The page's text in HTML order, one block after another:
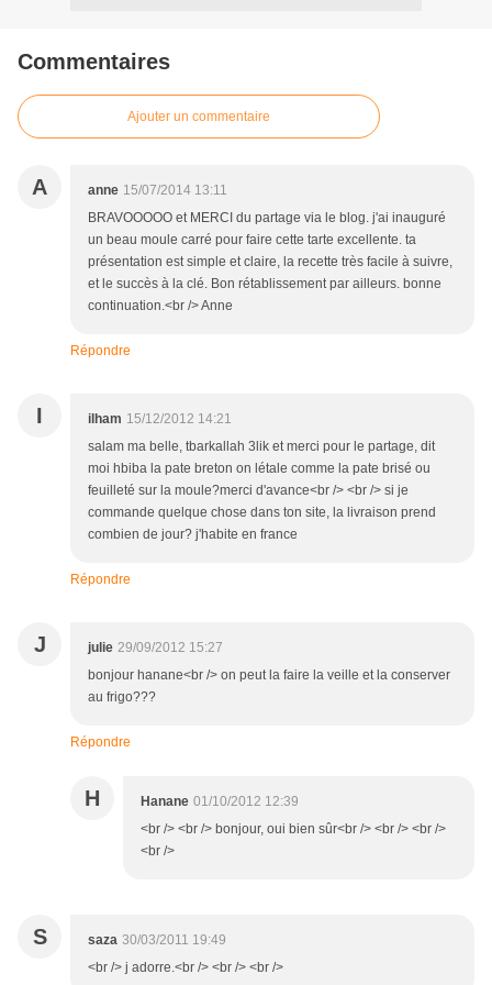
Commentaires
Ajouter un commentaire
A anne 15/07/2014 13:11
BRAVOOOOO et MERCI du partage via le blog. j'ai inauguré
un beau moule carré pour faire cette tarte excellente. ta
présentation est simple et claire, la recette très facile à suivre,
et le succès à la clé. Bon rétablissement par ailleurs. bonne
continuation.<br /> Anne
Répondre
I ilham 15/12/2012 14:21
salam ma belle, tbarkallah 3lik et merci pour le partage, dit
moi hbiba la pate breton on létale comme la pate brisé ou
feuilleté sur la moule?merci d'avance<br /> <br /> si je
commande quelque chose dans ton site, la livraison prend
combien de jour? j'habite en france
Répondre
J julie 29/09/2012 15:27
bonjour hanane<br /> on peut la faire la veille et la conserver
au frigo???
Répondre
H Hanane 01/10/2012 12:39
<br /> <br /> bonjour, oui bien sûr<br /> <br /> <br />
<br />
S saza 30/03/2011 19:49
<br /> j adorre.<br /> <br /> <br />